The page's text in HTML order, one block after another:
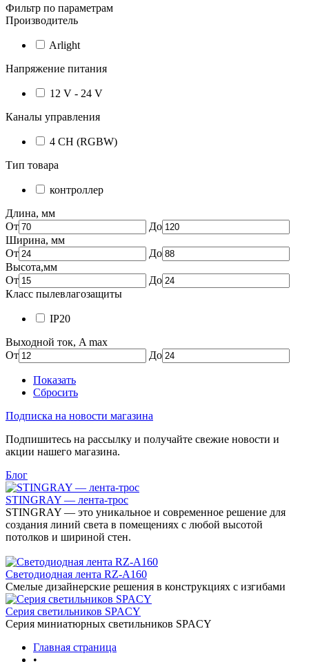
Фильтр по параметрам
Производитель
Arlight
Напряжение питания
12 V - 24 V
Каналы управления
4 CH (RGBW)
Тип товара
контроллер
Длина, мм
От
До
Ширина, мм
От
До
Высота,мм
От
До
Класс пылевлагозащиты
IP20
Выходной ток, A max
От
До
Показать
Сбросить
Подписка на новости магазина
Подпишитесь на рассылку и получайте свежие новости и
акции нашего магазина.
Блог
STINGRAY — лента-трос
STINGRAY — это уникальное и современное решение для
создания линий света в помещениях с любой высотой
потолков и шириной стен.
Светодиодная лента RZ-A160
Смелые дизайнерские решения в конструкциях с изгибами
Серия светильников SPACY
Серия миниатюрных светильников SPACY
Главная страница
•